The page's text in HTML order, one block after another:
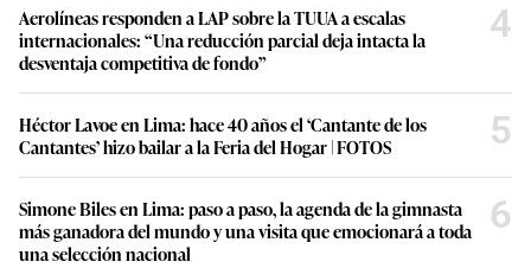
Aerolíneas responden a LAP sobre la TUUA a escalas
internacionales: “Una reducción parcial deja intacta la
desventaja competitiva de fondo”
4
Héctor Lavoe en Lima: hace 40 años el ‘Cantante de los
Cantantes’ hizo bailar a la Feria del Hogar | FOTOS
5
Simone Biles en Lima: paso a paso, la agenda de la gimnasta
más ganadora del mundo y una visita que emocionará a toda
una selección nacional
6